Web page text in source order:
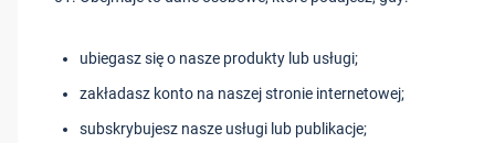
ubiegasz się o nasze produkty lub usługi;
zakładasz konto na naszej stronie internetowej;
subskrybujesz nasze usługi lub publikacje;